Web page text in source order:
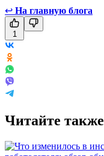
↩ На главную блога
1
Читайте также